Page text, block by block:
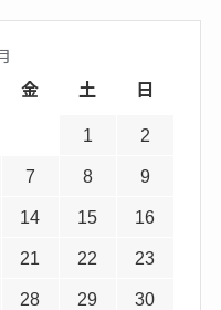
金 土 日
1 2
7 8 9
14 15 16
21 22 23
28 29 30